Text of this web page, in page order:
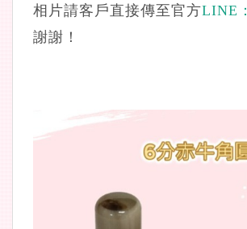
相片請客戶直接傳至官方LINE：
謝謝！